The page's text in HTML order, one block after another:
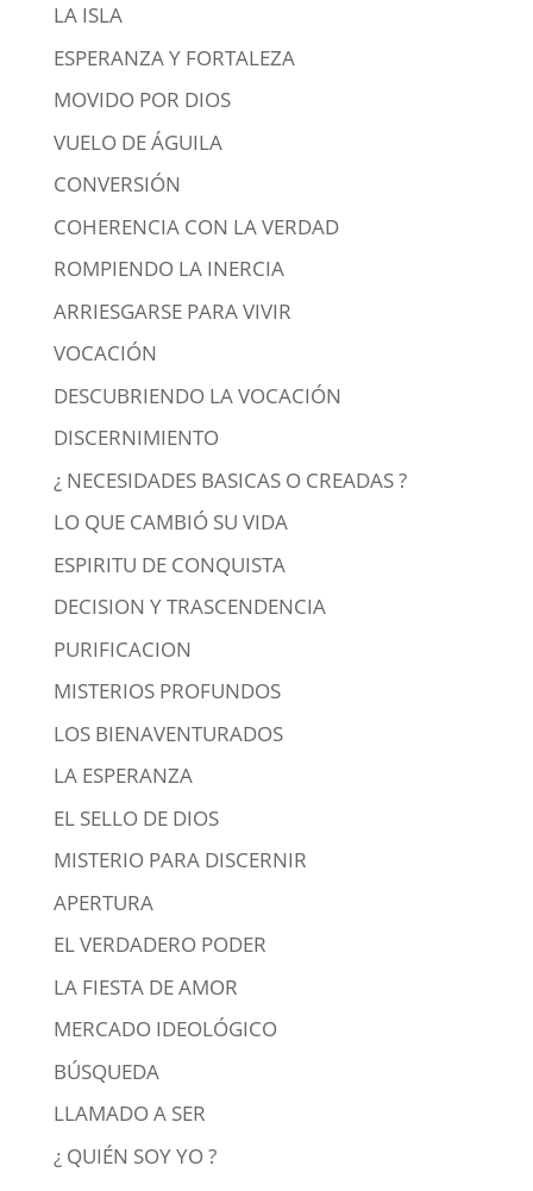
LA ISLA
ESPERANZA Y FORTALEZA
MOVIDO POR DIOS
VUELO DE ÁGUILA
CONVERSIÓN
COHERENCIA CON LA VERDAD
ROMPIENDO LA INERCIA
ARRIESGARSE PARA VIVIR
VOCACIÓN
DESCUBRIENDO LA VOCACIÓN
DISCERNIMIENTO
¿ NECESIDADES BASICAS O CREADAS ?
LO QUE CAMBIÓ SU VIDA
ESPIRITU DE CONQUISTA
DECISION Y TRASCENDENCIA
PURIFICACION
MISTERIOS PROFUNDOS
LOS BIENAVENTURADOS
LA ESPERANZA
EL SELLO DE DIOS
MISTERIO PARA DISCERNIR
APERTURA
EL VERDADERO PODER
LA FIESTA DE AMOR
MERCADO IDEOLÓGICO
BÚSQUEDA
LLAMADO A SER
¿ QUIÉN SOY YO ?